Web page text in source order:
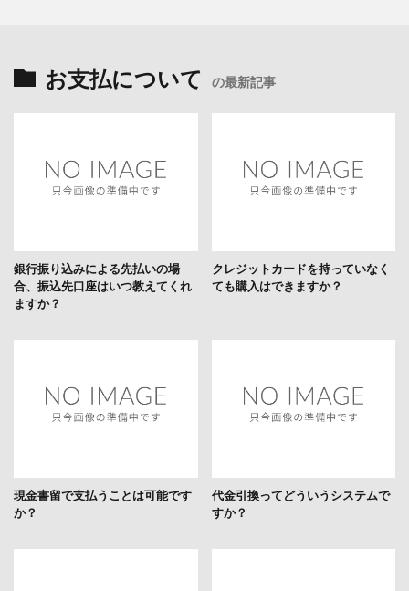
お支払について の最新記事
銀行振り込みによる先払いの場
合、振込先口座はいつ教えてくれ
ますか？
クレジットカードを持っていなく
ても購入はできますか？
現金書留で支払うことは可能です
か？
代金引換ってどういうシステムで
すか？